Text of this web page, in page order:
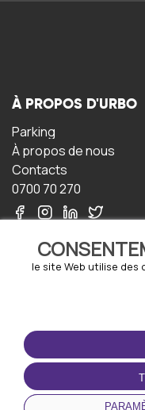
le site Web utilise des
À PROPOS D'URBO
Parking
À propos de nous
Contacts
0700 70 270
TERMS-OF-USE
Termes et conditions
Politique de
Politique relative aux
cookies